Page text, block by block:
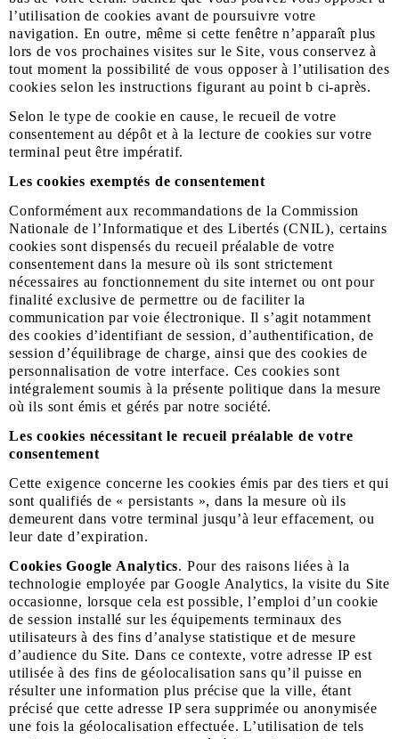
l’utilisation de cookies avant de poursuivre votre
navigation. En outre, même si cette fenêtre n’apparaît plus
lors de vos prochaines visites sur le Site, vous conservez à
tout moment la possibilité de vous opposer à l’utilisation des
cookies selon les instructions figurant au point b ci-après.
Selon le type de cookie en cause, le recueil de votre
consentement au dépôt et à la lecture de cookies sur votre
terminal peut être impératif.
Les cookies exemptés de consentement
Conformément aux recommandations de la Commission
Nationale de l’Informatique et des Libertés (CNIL), certains
cookies sont dispensés du recueil préalable de votre
consentement dans la mesure où ils sont strictement
nécessaires au fonctionnement du site internet ou ont pour
finalité exclusive de permettre ou de faciliter la
communication par voie électronique. Il s’agit notamment
des cookies d’identifiant de session, d’authentification, de
session d’équilibrage de charge, ainsi que des cookies de
personnalisation de votre interface. Ces cookies sont
intégralement soumis à la présente politique dans la mesure
où ils sont émis et gérés par notre société.
Les cookies nécessitant le recueil préalable de votre
consentement
Cette exigence concerne les cookies émis par des tiers et qui
sont qualifiés de « persistants », dans la mesure où ils
demeurent dans votre terminal jusqu’à leur effacement, ou
leur date d’expiration.
Cookies Google Analytics. Pour des raisons liées à la
technologie employée par Google Analytics, la visite du Site
occasionne, lorsque cela est possible, l’emploi d’un cookie
de session installé sur les équipements terminaux des
utilisateurs à des fins d’analyse statistique et de mesure
d’audience du Site. Dans ce contexte, votre adresse IP est
utilisée à des fins de géolocalisation sans qu’il puisse en
résulter une information plus précise que la ville, étant
précisé que cette adresse IP sera supprimée ou anonymisée
une fois la géolocalisation effectuée. L’utilisation de tels